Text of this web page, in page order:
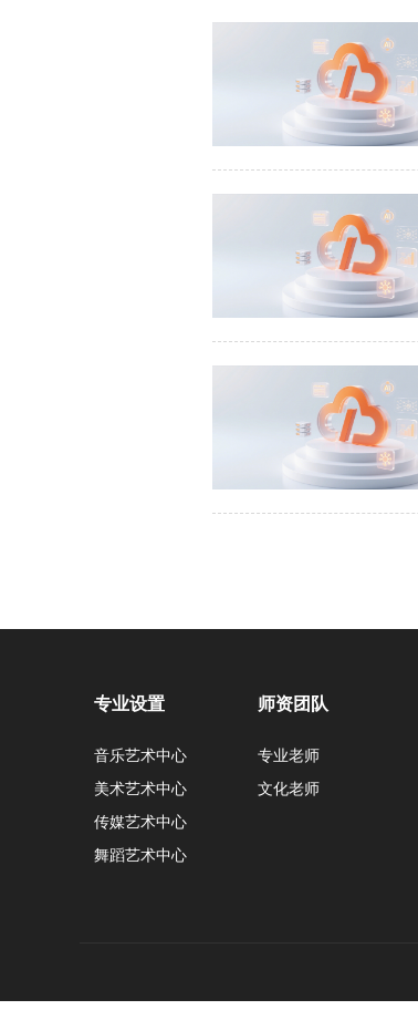
专业设置
音乐艺术中心
美术艺术中心
传媒艺术中心
舞蹈艺术中心
师资团队
专业老师
文化老师